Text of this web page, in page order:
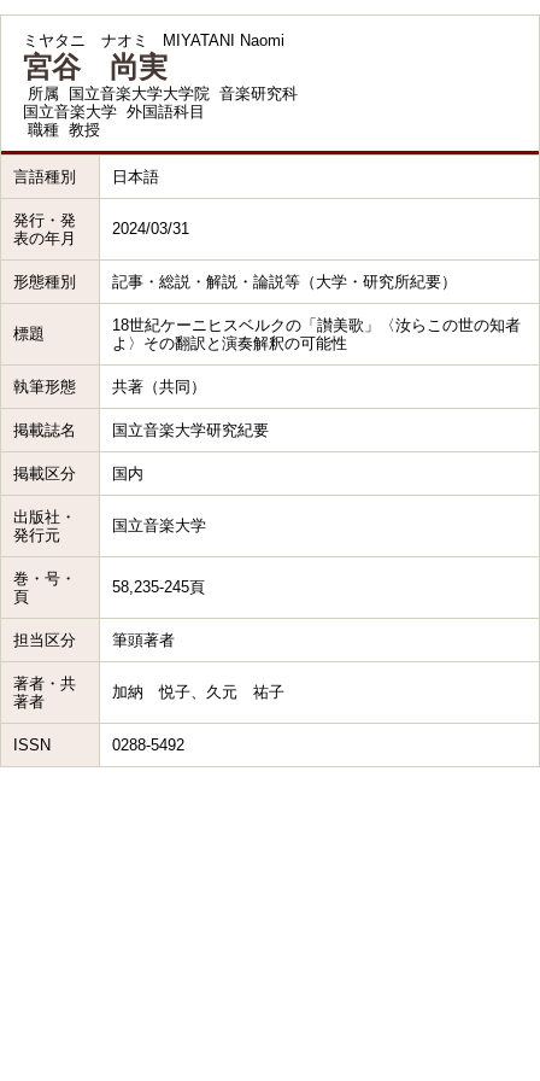
ミヤタニ ナオミ MIYATANI Naomi
宮谷 尚実
所属
国立音楽大学大学院 音楽研究科
国立音楽大学 外国語科目
職種 教授
言語種別 日本語
発行・発
表の年月
2024/03/31
形態種別 記事・総説・解説・論説等（大学・研究所紀要）
標題
18世紀ケーニヒスベルクの「讃美歌」〈汝らこの世の知者
よ〉その翻訳と演奏解釈の可能性
執筆形態 共著（共同）
掲載誌名 国立音楽大学研究紀要
掲載区分 国内
出版社・
発行元
国立音楽大学
巻・号・
頁
58,235-245頁
担当区分 筆頭著者
著者・共
著者
加納 悦子、久元 祐子
ISSN 0288-5492